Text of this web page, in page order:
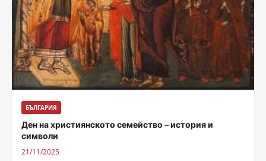
БЪЛГАРИЯ
Ден на християнското семейство – история и
символи
21/11/2025